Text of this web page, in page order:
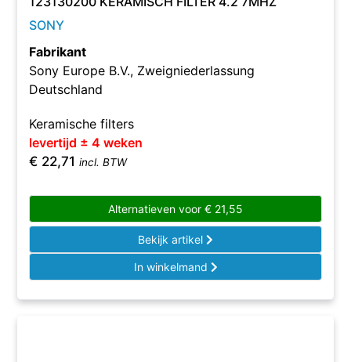
SONY
Fabrikant
Sony Europe B.V., Zweigniederlassung
Deutschland
Keramische filters
levertijd ± 4 weken
€ 22,71 incl. BTW
Alternatieven voor € 21,55
Bekijk artikel
In winkelmand